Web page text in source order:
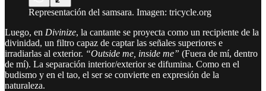
Representación del samsara. Imagen: tricycle.org
Luego, en Divinize, la cantante se proyecta como un recipiente de la
divinidad, un filtro capaz de captar las señales superiores e
irradiarlas al exterior. “Outside me, inside me” (Fuera de mí, dentro
de mí). La separación interior/exterior se difumina. Como en el
budismo y en el tao, el ser se convierte en expresión de la
naturaleza.